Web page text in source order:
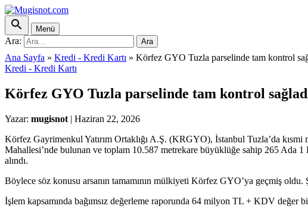
Menü
Ara: Ara
Ana Sayfa » Kredi - Kredi Kartı » Körfez GYO Tuzla parselinde tam kontrol
Kredi - Kredi Kartı
Körfez GYO Tuzla parselinde tam kontrol
Yazar: mugisnot | Haziran 22, 2026
Körfez Gayrimenkul Yatırım Ortaklığı A.Ş. (KRGYO), İstanbul Tuzla’da kısmi
Mahallesi’nde bulunan ve toplam 10.587 metrekare büyüklüğe sahip 265 Ada 1
alındı.
Böylece söz konusu arsanın tamamının mülkiyeti Körfez GYO’ya geçmiş
İşlem kapsamında bağımsız değerleme raporunda 64 milyon TL + KDV